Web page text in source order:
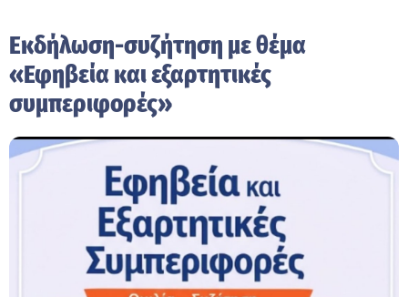
Εκδήλωση-συζήτηση με θέμα
«Εφηβεία και εξαρτητικές
συμπεριφορές»